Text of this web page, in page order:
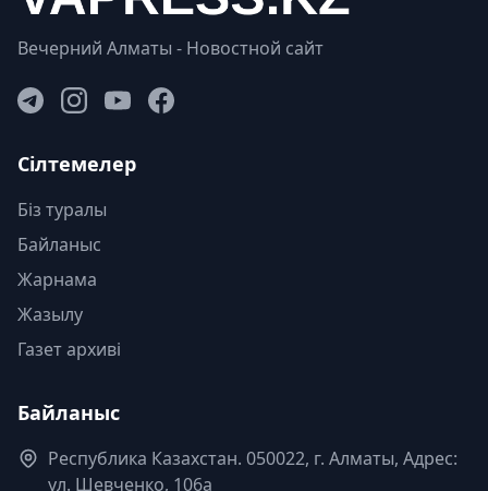
Вечерний Алматы - Новостной сайт
Сілтемелер
Біз туралы
Байланыс
Жарнама
Жазылу
Газет архиві
Байланыс
Республика Казахстан. 050022, г. Алматы, Адрес:
ул. Шевченко, 106а